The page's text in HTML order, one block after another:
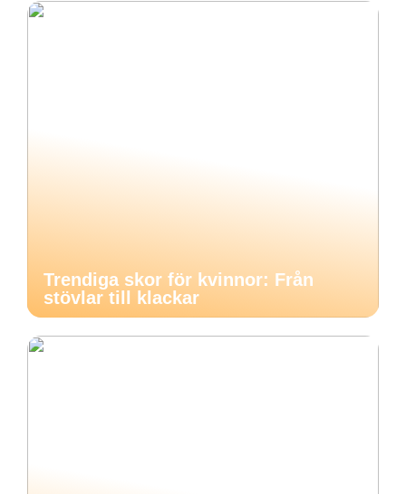
Trendiga skor för kvinnor: Från
stövlar till klackar